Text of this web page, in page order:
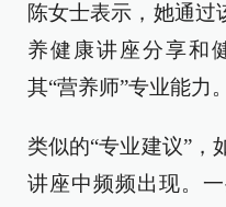
陈女士表示，她通过
养健康讲座分享和
其“营养师”专业能力。
类似的“专业建议”，
讲座中频频出现。